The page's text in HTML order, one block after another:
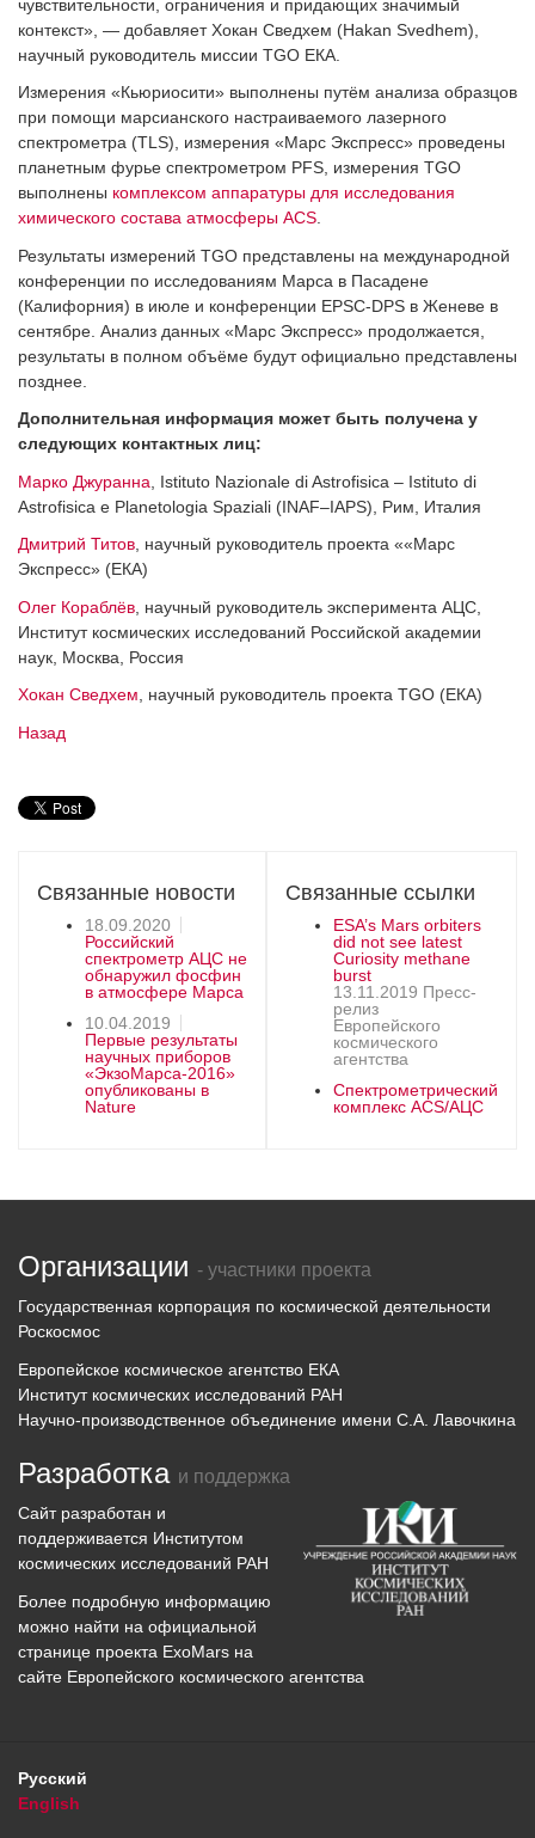
чувствительности, ограничения и придающих значимый
контекст», — добавляет Хокан Сведхем (Hakan Svedhem),
научный руководитель миссии TGO ЕКА.
Измерения «Кьюриосити» выполнены путём анализа образцов
при помощи марсианского настраиваемого лазерного
спектрометра (TLS), измерения «Марс Экспресс» проведены
планетным фурье­ спектрометром PFS, измерения TGO
выполнены комплексом аппаратуры для исследования
химического состава атмосферы ACS
Результаты измерений ТGO представлены на международной
конференции по исследованиям Марса в Пасадене
(Калифорния) в июле и конференции EPSC-DPS в Женеве в
сентябре. Анализ данных «Марс Экспресс» продолжается,
результаты в полном объёме будут официально представлены
позднее.
Дополнительная информация может быть получена у
следующих контактных лиц:
Марко Джуранна , Istituto Nazionale di Astrofisica – Istituto di
Astrofisica e Planetologia Spaziali (INAF–IAPS), Рим, Италия
Дмитрий Титов , научный руководитель проекта ««Марс
Экспресс» (ЕКА)
Олег Кораблёв , научный руководитель эксперимента АЦС,
Институт космических исследований Российской академии
наук, Москва, Россия
Хокан Сведхем , научный руководитель проекта TGO (ЕКА)
Назад
Связанные новости
18.09.2020
Российский
спектрометр АЦС не
обнаружил фосфин
в атмосфере Марса
10.04.2019
Первые результаты
научных приборов
«ЭкзоМарса-2016»
опубликованы в
Nature
Связанные ссылки
ESA’s Mars orbiters
did not see latest
Curiosity methane
burst
13.11.2019 Пресс-
релиз
Европейского
космического
агентства
Спектрометрический
комплекс ACS/АЦС
Организации - участники проекта
Государственная корпорация по космической деятельности
Роскосмос
Европейское космическое агентство ЕКА
Институт космических исследований РАН
Научно-производственное объединение имени С.А. Лавочкина
Разработка и поддержка
Сайт разработан и
поддерживается Институтом
космических исследований РАН
Более подробную информацию
можно найти на официальной
странице проекта ExoMars на
сайте Европейского космического агентства
Русский
English